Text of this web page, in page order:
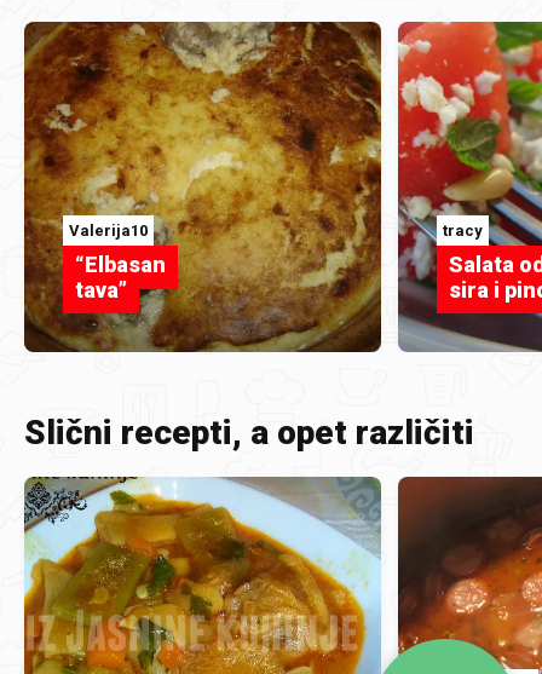
Valerija10
“Elbasan
tava”
tracy
Salata
sira i
Slični recepti, a opet različiti